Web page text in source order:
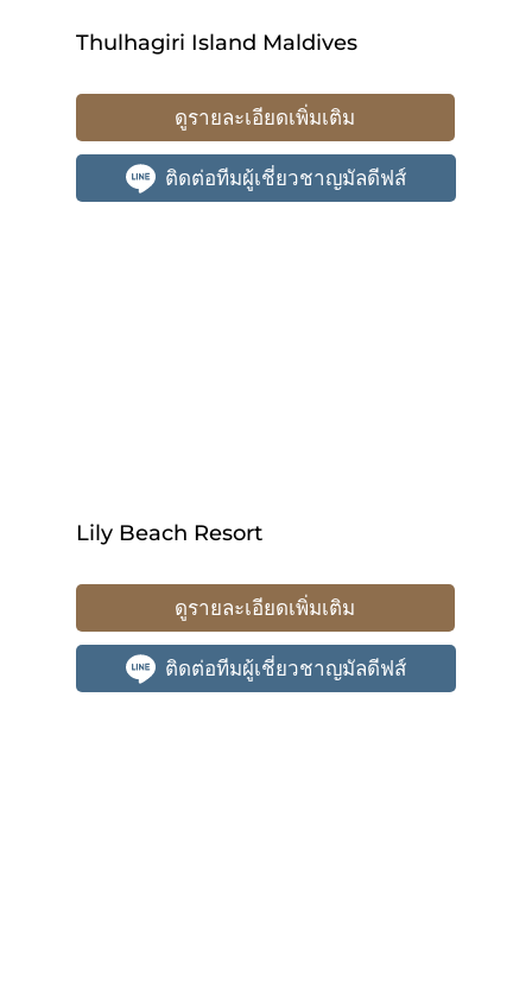
Thulhagiri Island Maldives
ดูรายละเอียดเพิ่มเติม
ติดต่อทีมผู้เชี่ยวชาญมัลดีฟส์
Lily Beach Resort
ดูรายละเอียดเพิ่มเติม
ติดต่อทีมผู้เชี่ยวชาญมัลดีฟส์